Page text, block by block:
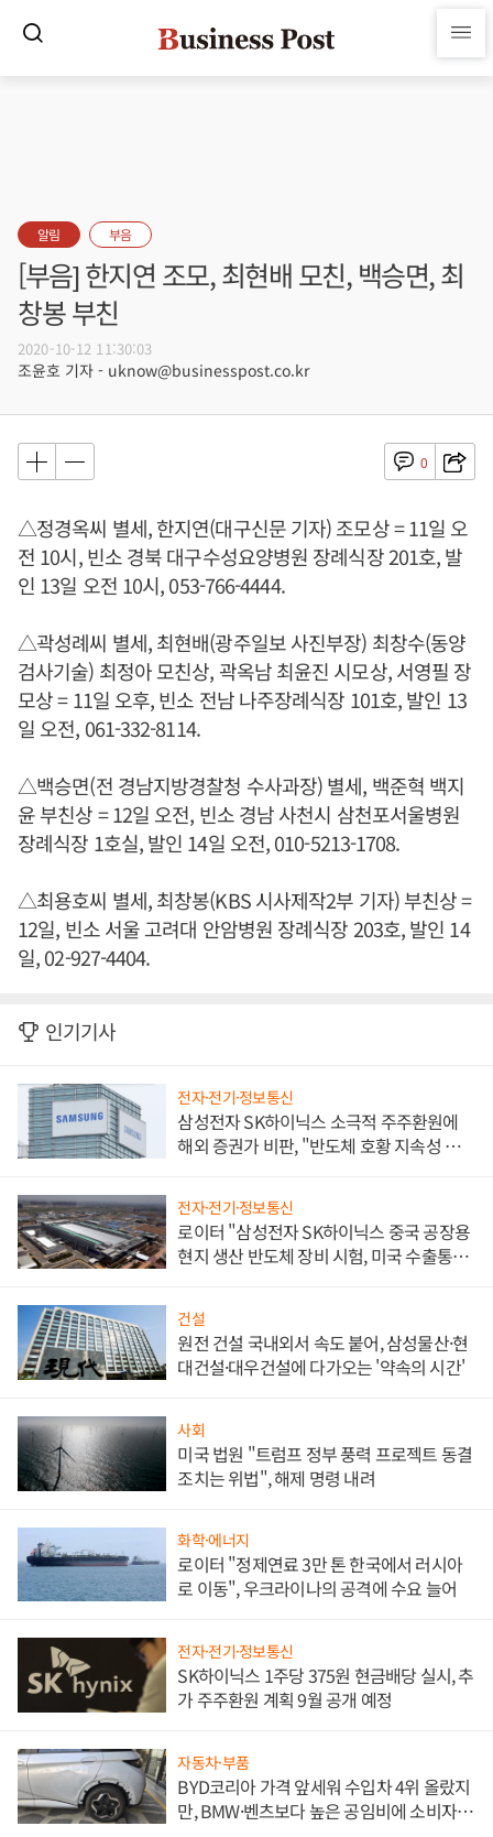
알림 부음
[부음] 한지연 조모, 최현배 모친, 백승면, 최
창봉 부친
2020-10-12 11:30:03
조윤호 기자 - uknow@businesspost.co.kr
0
△정경옥씨 별세, 한지연(대구신문 기자) 조모상 = 11일 오
전 10시, 빈소 경북 대구수성요양병원 장례식장 201호, 발
인 13일 오전 10시, 053-766-4444.
△곽성례씨 별세, 최현배(광주일보 사진부장) 최창수(동양
검사기술) 최정아 모친상, 곽옥남 최윤진 시모상, 서영필 장
모상 = 11일 오후, 빈소 전남 나주장례식장 101호, 발인 13
일 오전, 061-332-8114.
△백승면(전 경남지방경찰청 수사과장) 별세, 백준혁 백지
윤 부친상 = 12일 오전, 빈소 경남 사천시 삼천포서울병원
장례식장 1호실, 발인 14일 오전, 010-5213-1708.
△최용호씨 별세, 최창봉(KBS 시사제작2부 기자) 부친상 =
12일, 빈소 서울 고려대 안암병원 장례식장 203호, 발인 14
일, 02-927-4404.
인기기사
전자·전기·정보통신
삼성전자 SK하이닉스 소극적 주주환원에
해외 증권가 비판, "반도체 호황 지속성 의
전자·전기·정보통신
로이터 "삼성전자 SK하이닉스 중국 공장용
현지 생산 반도체 장비 시험, 미국 수출통제
건설
원전 건설 국내외서 속도 붙어, 삼성물산·현
대건설·대우건설에 다가오는 '약속의 시간'
사회
미국 법원 "트럼프 정부 풍력 프로젝트 동결
조치는 위법", 해제 명령 내려
화학·에너지
로이터 "정제연료 3만 톤 한국에서 러시아
로 이동", 우크라이나의 공격에 수요 늘어
전자·전기·정보통신
SK하이닉스 1주당 375원 현금배당 실시, 추
가 주주환원 계획 9월 공개 예정
자동차·부품
BYD코리아 가격 앞세워 수입차 4위 올랐지
만, BMW·벤츠보다 높은 공임비에 소비자